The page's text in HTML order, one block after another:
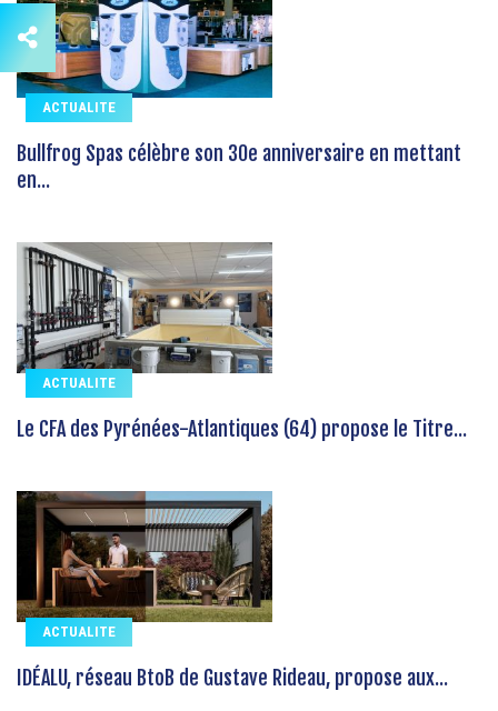
ACTUALITE
Bullfrog Spas célèbre son 30e anniversaire en mettant
en...
ACTUALITE
Le CFA des Pyrénées-Atlantiques (64) propose le Titre...
ACTUALITE
IDÉALU, réseau BtoB de Gustave Rideau, propose aux...